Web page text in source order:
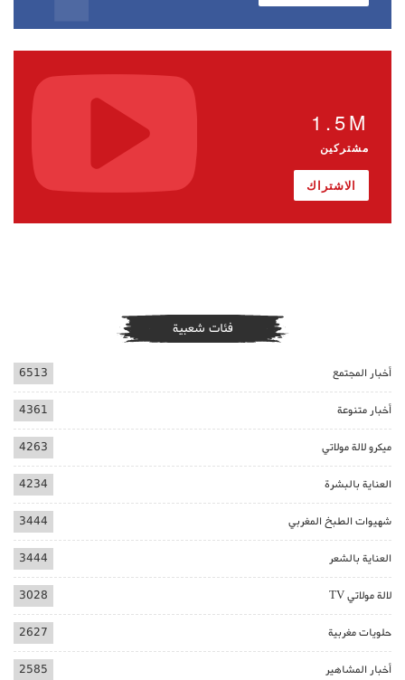
1.5M
مشتركين
الاشتراك
فئات شعبية
أخبار المجتمع 6513
أخبار متنوعة 4361
ميكرو لالة مولاتي 4263
العناية بالبشرة 4234
شهيوات الطبخ المغربي 3444
العناية بالشعر 3444
لالة مولاتي TV 3028
حلويات مغربية 2627
أخبار المشاهير 2585